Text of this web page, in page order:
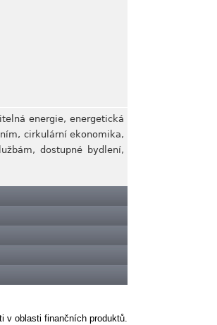
energie, energetická
cirkulární ekonomika,
dostupné bydlení,
v oblasti finančních produktů.